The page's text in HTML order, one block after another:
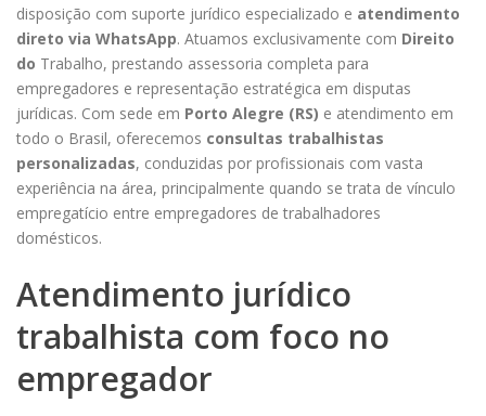
disposição com suporte jurídico especializado e atendimento
direto via WhatsApp. Atuamos exclusivamente com Direito
do Trabalho, prestando assessoria completa para
empregadores e representação estratégica em disputas
jurídicas. Com sede em Porto Alegre (RS) e atendimento em
todo o Brasil, oferecemos consultas trabalhistas
personalizadas, conduzidas por profissionais com vasta
experiência na área, principalmente quando se trata de vínculo
empregatício entre empregadores de trabalhadores
domésticos.
Atendimento jurídico
trabalhista com foco no
empregador